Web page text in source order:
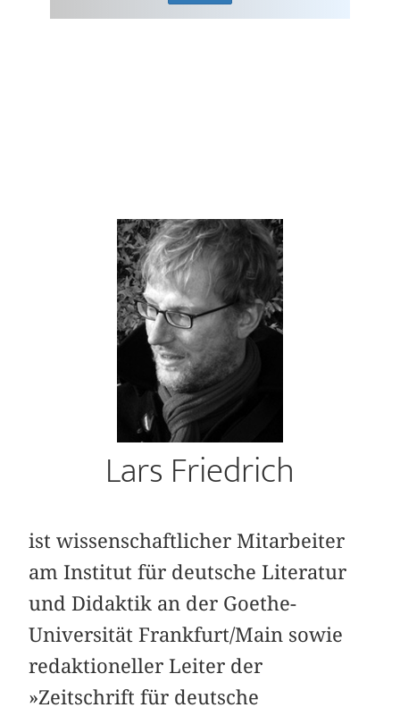
Lars Friedrich
ist wissenschaftlicher Mitarbeiter
am Institut für deutsche Literatur
und Didaktik an der Goethe-
Universität Frankfurt/Main sowie
redaktioneller Leiter der
»Zeitschrift für deutsche